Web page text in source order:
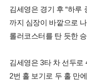
김세영은 경기 후 “하루
까지 심장이 바깥으로
롤러코스터를 탄 듯한
김세영은 3타 차 선두로
2번 홀 보기로 두 홀 만